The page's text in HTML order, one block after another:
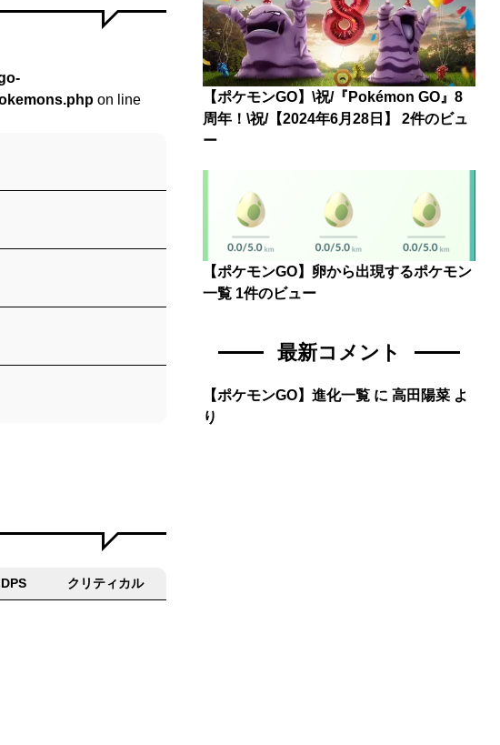
on line
DPS クリティカル
【ポケモンGO】\祝/『Pokémon GO』8
周年！\祝/【2024年6月28日】
2件のビュ
ー
【ポケモンGO】卵から出現するポケモン
一覧 1件のビュー
最新コメント
【ポケモンGO】進化一覧 に高田陽菜 よ
り